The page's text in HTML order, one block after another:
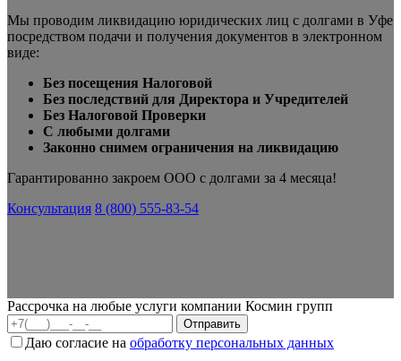
Мы проводим ликвидацию юридических лиц с долгами в Уфе
посредством подачи и получения документов в электронном
виде:
Без посещения Налоговой
Без последствий для Директора и Учредителей
Без Налоговой Проверки
С любыми долгами
Законно снимем ограничения на ликвидацию
Гарантированно закроем ООО с долгами за 4 месяца!
Консультация 8 (800) 555-83-54
Рассрочка на любые услуги компании Космин групп
Даю согласие на обработку персональных данных